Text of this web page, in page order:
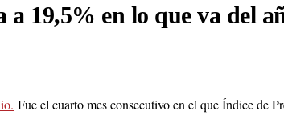
19,5% en lo que va del
Fue el cuarto mes consecutivo en el que Índice de